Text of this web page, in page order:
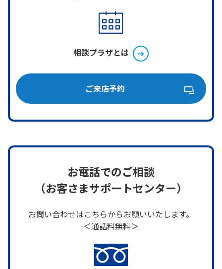
相談プラザとは
ご来店予約
お電話でのご相談
（お客さまサポートセンター）
お問い合わせはこちらからお願いいたします。
＜通話料無料＞